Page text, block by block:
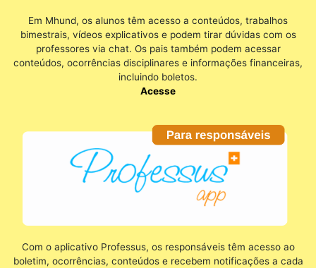
Em Mhund, os alunos têm acesso a conteúdos, trabalhos
bimestrais, vídeos explicativos e podem tirar dúvidas com os
professores via chat. Os pais também podem acessar
conteúdos, ocorrências disciplinares e informações financeiras,
incluindo boletos.
Acesse
Com o aplicativo Professus, os responsáveis têm acesso ao
boletim, ocorrências, conteúdos e recebem notificações a cada